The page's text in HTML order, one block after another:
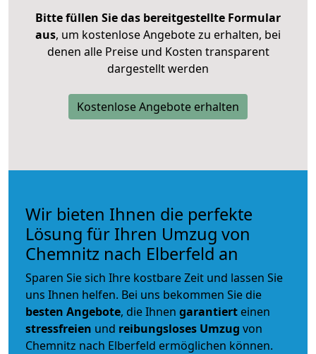
Bitte füllen Sie das bereitgestellte Formular
aus, um kostenlose Angebote zu erhalten, bei
denen alle Preise und Kosten transparent
dargestellt werden
Kostenlose Angebote erhalten
Wir bieten Ihnen die perfekte
Lösung für Ihren Umzug von
Chemnitz nach Elberfeld an
Sparen Sie sich Ihre kostbare Zeit und lassen Sie
uns Ihnen helfen. Bei uns bekommen Sie die
besten Angebote, die Ihnen garantiert einen
stressfreien und reibungsloses Umzug von
Chemnitz nach Elberfeld ermöglichen können.